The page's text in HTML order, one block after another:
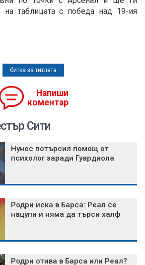
на таблицата с победа над 19-ия
битка за титлата
Напиши
коментар
Сити
Нунес потърсил помощ от
психолог заради Гуардиола
Родри иска в Барса: Реал се
нацупи и няма да търси халф
Родри отива в Барса или Реал?